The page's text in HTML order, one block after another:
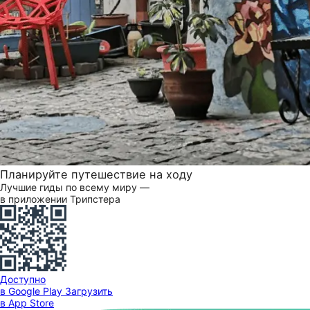
Планируйте путешествие на ходу
Лучшие гиды по всему миру —
в приложении Трипстера
Доступно
в Google Play Загрузить
в App Store